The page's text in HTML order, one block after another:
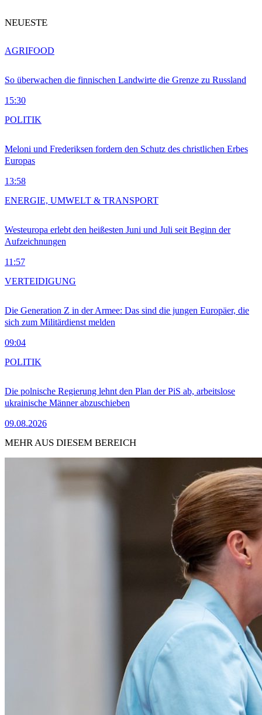
NEUESTE
So überwachen die finnischen Landwirte die Grenze zu Russland
15:30
AGRIFOOD
Meloni und Frederiksen fordern den Schutz des christlichen Erbes
Europas
13:58
POLITIK
Westeuropa erlebt den heißesten Juni und Juli seit Beginn der
Aufzeichnungen
11:57
ENERGIE, UMWELT & TRANSPORT
Die Generation Z in der Armee: Das sind die jungen Europäer, die
sich zum Militärdienst melden
09:04
VERTEIDIGUNG
Die polnische Regierung lehnt den Plan der PiS ab, arbeitslose
ukrainische Männer abzuschieben
09.08.2026
POLITIK
MEHR AUS DIESEM BEREICH